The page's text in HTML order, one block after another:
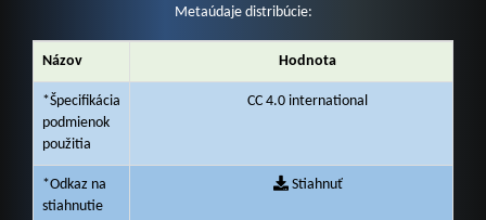
Metaúdaje distribúcie:
Názov Hodnota
*Špecifikácia
podmienok
použitia
CC 4.0 international
*Odkaz na
stiahnutie
Stiahnuť